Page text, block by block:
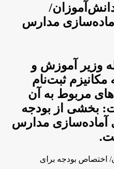
مدارس
وزیر آموزش و
مکانیزم ثبت‌نام
مربوط به آن
بخشی از بودجه
آماده‌سازی مدارس
اختصاص بودجه برای